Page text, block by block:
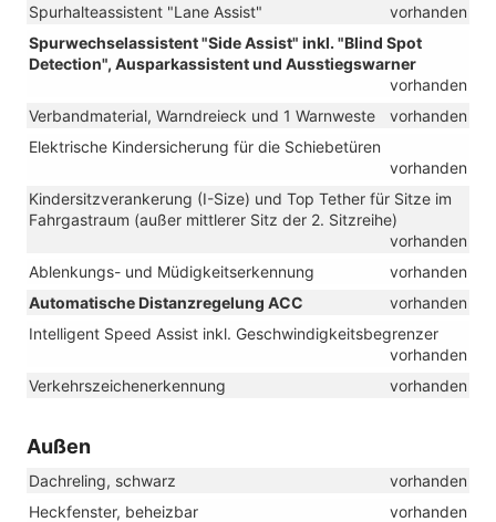
Spurhalteassistent "Lane Assist"
vorhanden
Spurwechselassistent "Side Assist" inkl. "Blind Spot
Detection", Ausparkassistent und Ausstiegswarner
vorhanden
Verbandmaterial, Warndreieck und 1 Warnweste
vorhanden
Elektrische Kindersicherung für die Schiebetüren
vorhanden
Kindersitzverankerung (I-Size) und Top Tether für Sitze im
Fahrgastraum (außer mittlerer Sitz der 2. Sitzreihe)
vorhanden
Ablenkungs- und Müdigkeitserkennung
vorhanden
Automatische Distanzregelung ACC
vorhanden
Intelligent Speed Assist inkl. Geschwindigkeitsbegrenzer
vorhanden
Verkehrszeichenerkennung
vorhanden
Außen
Dachreling, schwarz
vorhanden
Heckfenster, beheizbar
vorhanden